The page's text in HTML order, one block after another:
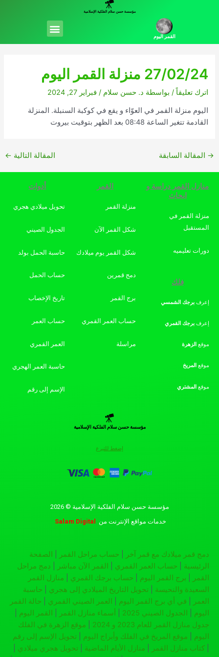
مؤسسة حسن سلام الفلكية الإسلامية
القمر اليوم
Menu
27/02/24 منزلة القمر اليوم
اترك تعليقاً / بواسطة د. حسن سلام/ فبراير 27, 2024
اليوم منزلة القمر في العوّاء و يقع في كوكبة السنبلة. المنزلة
القادمة تتغير الساعة 08:48 بعد الظهر بتوقيت بيروت
→ المقالة السابقة المقالة التالية ←
منازل القمر دراسة و
ابحاث
منزلة القمر في
المستقبل
دورات تعليميه
فلك
إعرف برجك الشمسي
إعرف برجك القمري
موقع الزهرة
موقع المريخ
موقع المشتري
القمر
منزلة القمر
شكل القمر الآن
شكل القمر يوم ميلادك
دمج قمرين
برج القمر
حساب العمر القمري
مراسلة
أدوات
تحويل ميلادي هجري
الجدول الصيني
حاسبة الحمل بولد
حساب الحمل
تاريخ الإخصاب
حساب العمر
العمر القمري
حاسبة العمر الهجري
الإسم إلى رقم
مؤسسة حسن سلام الفلكية الإسلامية
إضغط للتبرع
مؤسسة حسن سلام الفلكية الإسلامية © 2026
خدمات مواقع الإنترنت من Salam Digital
دمج قمر ميلادك مع قمر آخر حساب مراحل القمر
الصفحة
الرئيسية
حساب العمر القمري القمر الآن مباشر
دمج مراحل
القمر
برج القمر اليوم حساب برجك القمري
منازل القمر
السعيدة والنحيسة
تحويل التاريخ الميلادي إلى هجري
حاسبة
العمر
في أي برج القمر اليوم العمر الصيني القمري
حالة القمر
اليوم
الجدول الصيني 2025 أسماء منازل القمر القمر اليوم
جدول منازل القمر للعام 2023 و 2024
موقع الزهرة في الفلك
اليوم
موقع المريخ في الفلك وأبراج اليوم
تحويل الإسم إلى رقم
كتاب منازل القمر منازل الأيام الماضية تحويل هجري ميلادي